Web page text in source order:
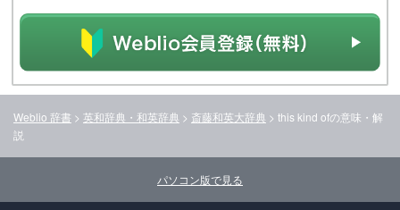
Weblio 辞書 > 英和辞典・和英辞典 > 斎藤和英大辞典 > this kind ofの意味・解
説
パソコン版で見る